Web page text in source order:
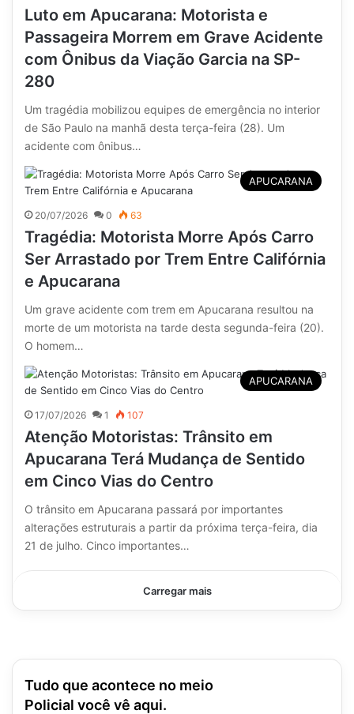
Luto em Apucarana: Motorista e
Passageira Morrem em Grave Acidente
com Ônibus da Viação Garcia na SP-
280
Um tragédia mobilizou equipes de emergência no interior
de São Paulo na manhã desta terça-feira (28). Um
acidente com ônibus…
APUCARANA
20/07/2026 0 63
Tragédia: Motorista Morre Após Carro
Ser Arrastado por Trem Entre Califórnia
e Apucarana
Um grave acidente com trem em Apucarana resultou na
morte de um motorista na tarde desta segunda-feira (20).
O homem…
APUCARANA
17/07/2026 1 107
Atenção Motoristas: Trânsito em
Apucarana Terá Mudança de Sentido
em Cinco Vias do Centro
O trânsito em Apucarana passará por importantes
alterações estruturais a partir da próxima terça-feira, dia
21 de julho. Cinco importantes…
Carregar mais
Tudo que acontece no meio
Policial você vê aqui.